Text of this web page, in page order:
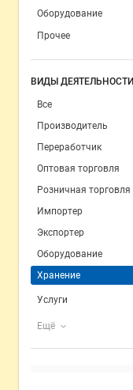
Оборудование
Прочее
ВИДЫ ДЕЯТЕЛЬНОСТИ
Все
Производитель
Переработчик
Оптовая торговля
Розничная торговля
Импортер
Экспортер
Оборудование
Хранение
Услуги
Ещё